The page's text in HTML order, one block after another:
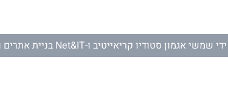
שמשי אגמון סטודיו קריאייטיב ו-Net&IT בניית אתרים ושירותי מחשוב